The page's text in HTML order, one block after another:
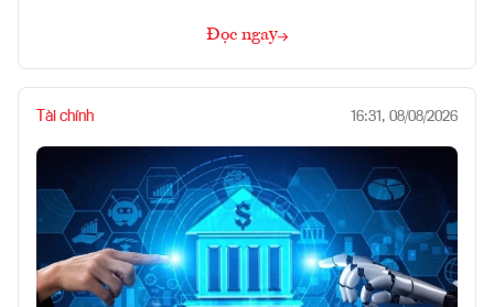
Đọc ngay
Tài chính 16:31, 08/08/2026